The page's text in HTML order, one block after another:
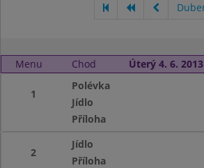
Menu Chod Úterý 4. 6.
1
Polévka
Jídlo
Příloha
2
Jídlo
Příloha